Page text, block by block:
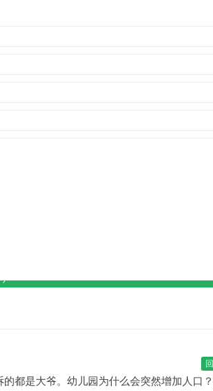
都是大爷。幼儿园为什么会突然增加人口